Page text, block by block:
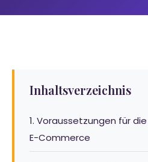
Inhaltsverzeichnis
1. Voraussetzungen für
E-Commerce